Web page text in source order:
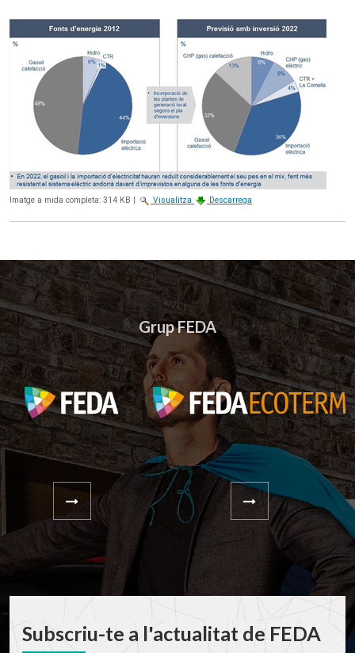
Imatge a mida completa: 314 KB | Visualitza Descarrega
Grup FEDA
Subscriu-te a l'actualitat de FEDA